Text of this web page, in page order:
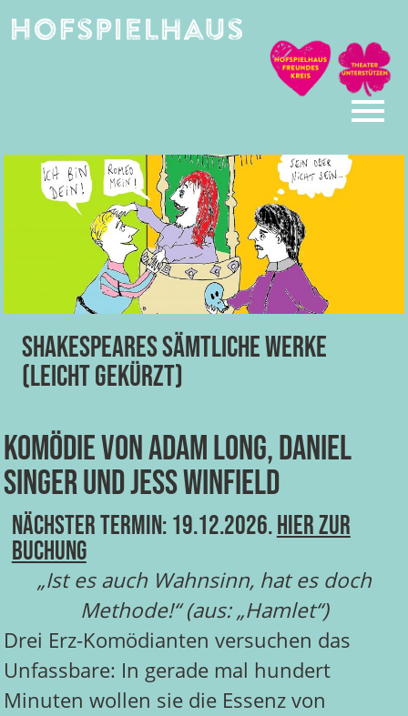
Shakespeares sämtliche Werke
(leicht gekürzt)
Komödie von Adam Long, Daniel
Singer und Jess Winfield
Nächster Termin: 19.12.2026.Hier zur
Buchung
„Ist es auch Wahnsinn, hat es doch
Methode!“ (aus: „Hamlet“)
Drei Erz-Komödianten versuchen das
Unfassbare: In gerade mal hundert
Minuten wollen sie die Essenz von